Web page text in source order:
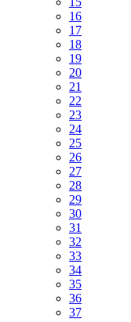
16
17
18
19
20
21
22
23
24
25
26
27
28
29
30
31
32
33
34
35
36
37